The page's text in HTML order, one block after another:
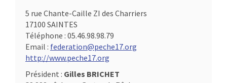
5 rue Chante-Caille ZI des Charriers
17100 SAINTES
Téléphone : 05.46.98.98.79
Email : federation@peche17.org
http://www.peche17.org
Président : Gilles BRICHET